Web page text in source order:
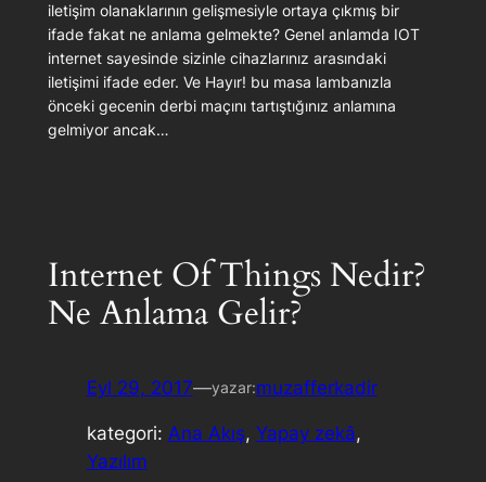
iletişim olanaklarının gelişmesiyle ortaya çıkmış bir
ifade fakat ne anlama gelmekte? Genel anlamda IOT
internet sayesinde sizinle cihazlarınız arasındaki
iletişimi ifade eder. Ve Hayır! bu masa lambanızla
önceki gecenin derbi maçını tartıştığınız anlamına
gelmiyor ancak…
Internet Of Things Nedir?
Ne Anlama Gelir?
Eyl 29, 2017—yazar:muzafferkadir
kategori: Ana Akış, Yapay zekâ
Yazılım